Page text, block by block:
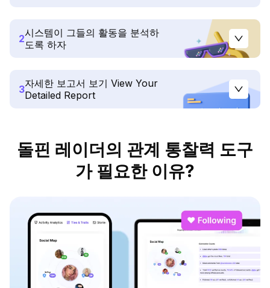
2시스템이 그들의 활동을 분석하
도록 하자
3자세한 보고서 보기 View Your
Detailed Report
돌핀 레이더의 관계 통찰력 도구
가 필요한 이유?